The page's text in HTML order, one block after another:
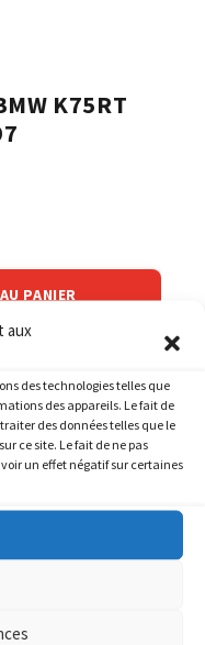
aux
des technologies telles que
des appareils. Le fait de
des données telles que le
ce site. Le fait de ne pas
un effet négatif sur certaines
K75RT
PANIER